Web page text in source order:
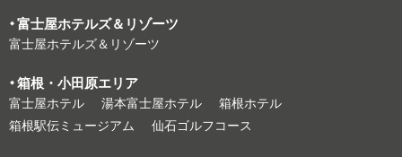
富⼠屋ホテルズ＆リゾーツ
富⼠屋ホテルズ＆リゾーツ
箱根・⼩⽥原エリア
富⼠屋ホテル 湯本富⼠屋ホテル
箱根ホテル
箱根駅伝ミュージアム
仙石ゴルフコース